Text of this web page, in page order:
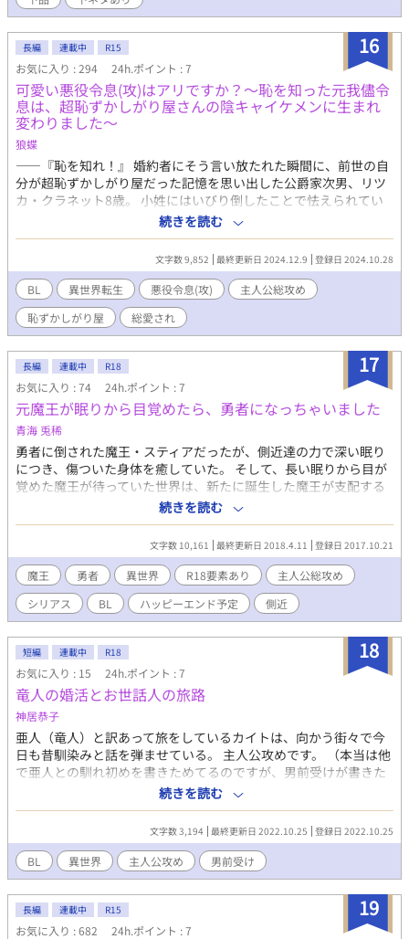
16
長編 連載中 R15
お気に入り : 294 24h.ポイント : 7
可愛い悪役令息(攻)はアリですか？～恥を知った元我儘令
息は、超恥ずかしがり屋さんの陰キャイケメンに生まれ
変わりました～
狼蝶
――『恥を知れ！』 婚約者にそう言い放たれた瞬間に、前世の自
分が超恥ずかしがり屋だった記憶を思い出した公爵家次男、リツ
カ・クラネット8歳。 小姓にはいびり倒したことで怯えられてい
るし、実の弟からは馬鹿にされ見下される日々。婚約者には嫌わ
れていて、専属家庭教師にも未来を諦められている。 おまけに自
身の腹を摘まむと大量のお肉・・・。 「よしっ、ダイエットしよ
う！」と決意しても、人前でダイエットをするのが恥ずかしい！
そんな『恥』を知った元悪役令息っぽい少年リツカが、彼を嫌っ
ていた者たちを悩殺させてゆく(予定)のお話。
続きを読む
文字数 9,852 最終更新日 2024.12.9 登録日 2024.10.28
BL 異世界転生 悪役令息(攻)
主人公総攻め
恥ずかしがり屋
総愛され
17
長編 連載中 R18
お気に入り : 74 24h.ポイント : 7
元魔王が眠りから目覚めたら、勇者になっちゃいました
青海 兎稀
勇者に倒された魔王・スティアだったが、側近達の力で深い眠り
につき、傷ついた身体を癒していた。 そして、長い眠りから目が
覚めた魔王が待っていた世界は、新たに誕生した魔王が支配する
世界になっていた。 元魔王が、勇者になるらしい…？ 小説家なろ
うにも公開しております。
続きを読む
文字数 10,161 最終更新日 2018.4.11 登録日 2017.10.21
魔王 勇者 異世界 R18要素あり
主人公総攻め
シリアス
BL ハッピーエンド予定 側近
18
短編 連載中 R18
お気に入り : 15 24h.ポイント : 7
竜人の婚活とお世話人の旅路
神居恭子
亜人（竜人）と訳あって旅をしているカイトは、向かう街々で今
日も昔馴染みと話を弾ませている。 主人公攻めです。 （本当は他
で亜人との馴れ初めを書きためてるのですが、男前受けが書きた
くて主人公総攻め設定そのままで小話集のようなものに） ⭐︎カイ
トは基本強い設定。恋愛に対する倫理観無いです。総攻め 昔馴染
みと会いますが、説明も無くサラッと流れます。説明が足りない
と思いますがエロが書いてみたくて、頑張ってみました。 ご都合
主義。受けは現地妻。カイトに弱いです。 不定期連載。竜人要素
がいつ出るのか作者も分かりません(ノ_＜)
続きを読む
文字数 3,194 最終更新日 2022.10.25 登録日 2022.10.25
BL 異世界 主人公攻め 男前受け
19
長編 連載中 R15
お気に入り : 682 24h.ポイント : 7